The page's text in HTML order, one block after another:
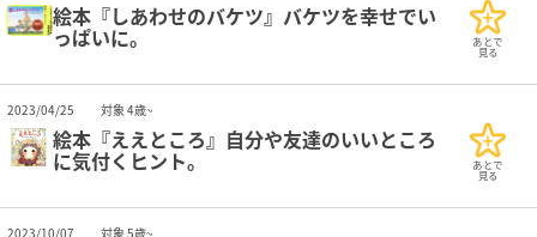
絵本『しあわせのバケツ』バケツを幸せでい
っぱいに。 あとで
見る
2023/04/25 対象 4歳~
絵本『ええところ』自分や友達のいいところ
に気付くヒント。 あとで
見る
2023/10/07 対象 5歳~